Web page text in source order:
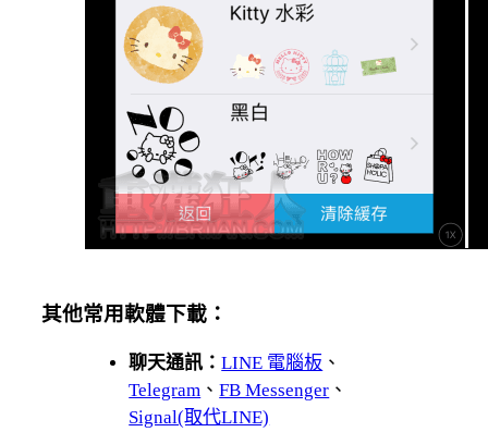
其他常用軟體下載：
聊天通訊：LINE 電腦板 、
Telegram 、FB Messenger 、
Signal(取代LINE)